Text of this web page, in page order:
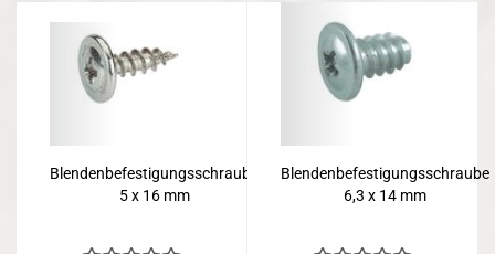
Blendenbefestigungsschraube
5 x 16 mm
Blendenbefestigungsschraube
6,3 x 14 mm